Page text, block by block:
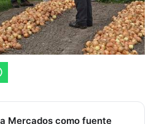
Mercados como fuente